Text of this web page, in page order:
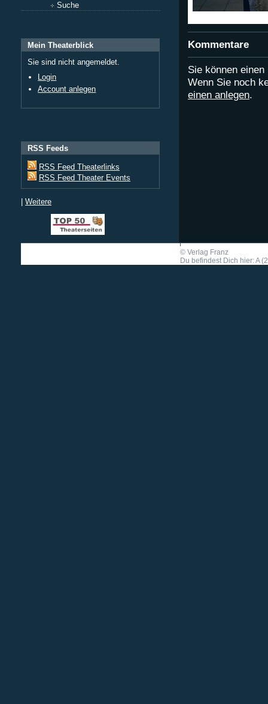
Suche
Mein Theaterblick
Sie sind nicht angemeldet.
Login
Account anlegen
RSS Feeds
RSS Feed Theaterlinks
RSS Feed Theater Events
| Weitere
Kommentare
Sie können
Wenn Sie noch
einen anlegen.
© Verlag Franz
Du befindest Dich hier: A